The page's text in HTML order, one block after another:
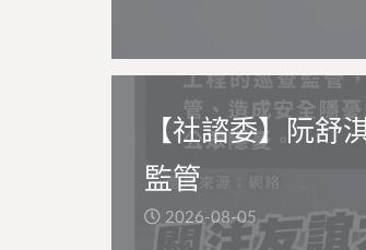
【社諮委】阮舒
監管
2026-08-05